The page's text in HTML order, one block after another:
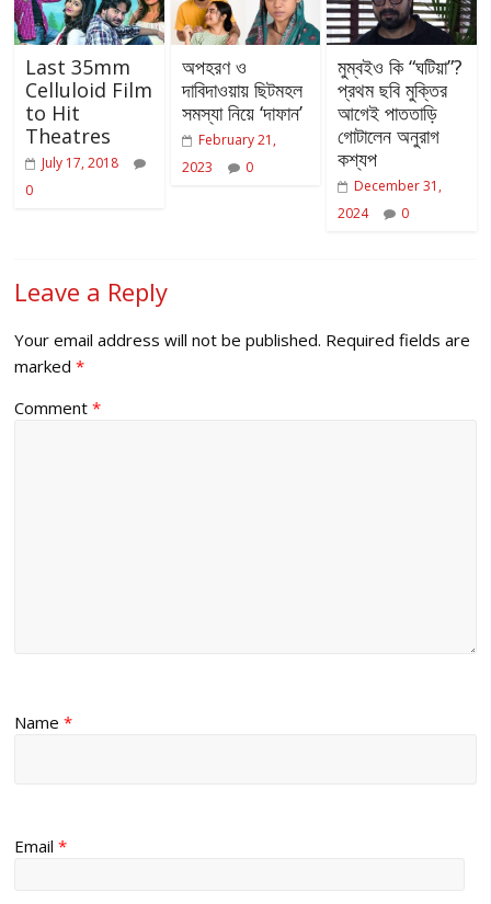
Last 35mm
Celluloid Film
to Hit
Theatres
July 17, 2018
0
অপহরণ ও
দাবিদাওয়ায় ছিটমহল
সমস্যা নিয়ে ‘দাফান’
February 21,
2023
0
মুম্বইও কি “ঘটিয়া”?
প্রথম ছবি মুক্তির
আগেই পাততাড়ি
গোটালেন অনুরাগ
কশ্যপ
December 31,
2024
0
Leave a Reply
Your email address will not be published. Required fields are
marked*
Comment*
Name*
Email*